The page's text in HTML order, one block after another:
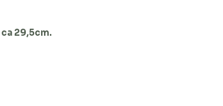
29,5cm.